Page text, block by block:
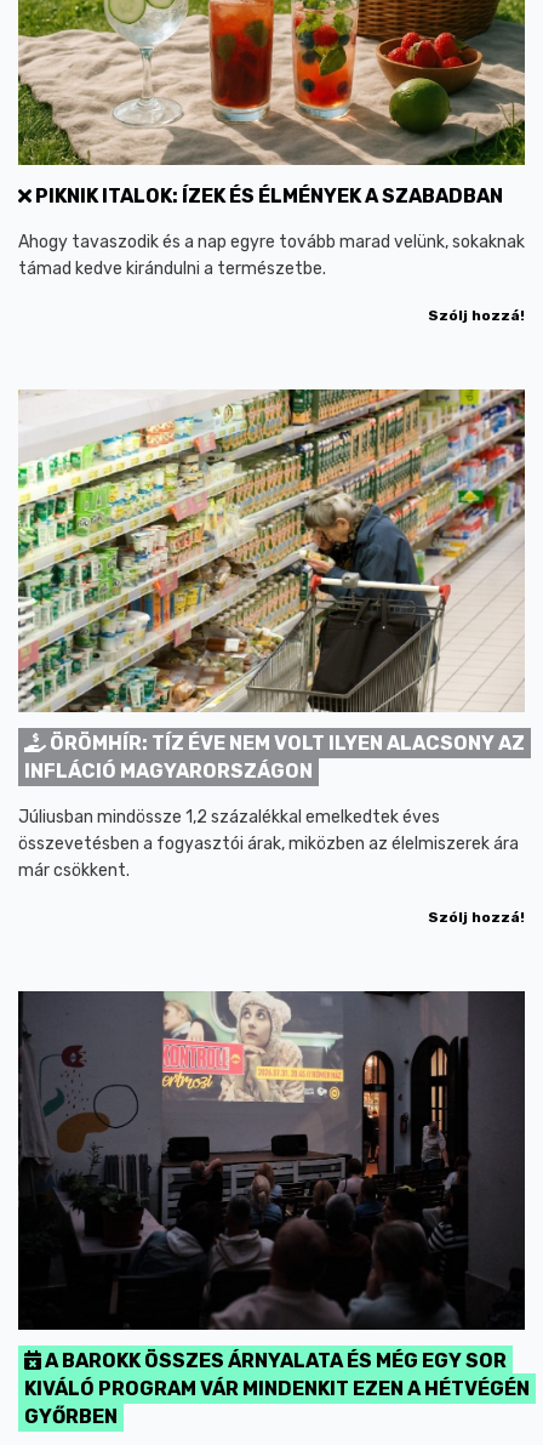
PIKNIK ITALOK: ÍZEK ÉS ÉLMÉNYEK A SZABADBAN
Ahogy tavaszodik és a nap egyre tovább marad velünk, sokaknak
támad kedve kirándulni a természetbe.
Szólj hozzá!
ÖRÖMHÍR: TÍZ ÉVE NEM VOLT ILYEN ALACSONY AZ
INFLÁCIÓ MAGYARORSZÁGON
Júliusban mindössze 1,2 százalékkal emelkedtek éves
összevetésben a fogyasztói árak, miközben az élelmiszerek ára
már csökkent.
Szólj hozzá!
A BAROKK ÖSSZES ÁRNYALATA ÉS MÉG EGY SOR
KIVÁLÓ PROGRAM VÁR MINDENKIT EZEN A HÉTVÉGÉN
GYŐRBEN